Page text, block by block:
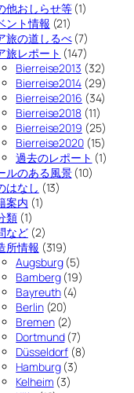
他おしらせ等(1)
ント情報 (21)
旅の道しるべ(7)
旅レポート (147)
Bierreise2013 (32)
Bierreise2014(29)
Bierreise2016 (34)
Bierreise2018(11)
Bierreise2019 (25)
Bierreise2020(15)
過去のレポート (1)
ルのある風景(10)
はなし (13)
案内 (1)
類(1)
など(2)
所情報 (319)
Augsburg(5)
Bamberg(19)
Bayreuth(4)
Berlin(20)
Bremen(2)
Dortmund(7)
Düsseldorf (8)
Hamburg(3)
Kelheim (3)